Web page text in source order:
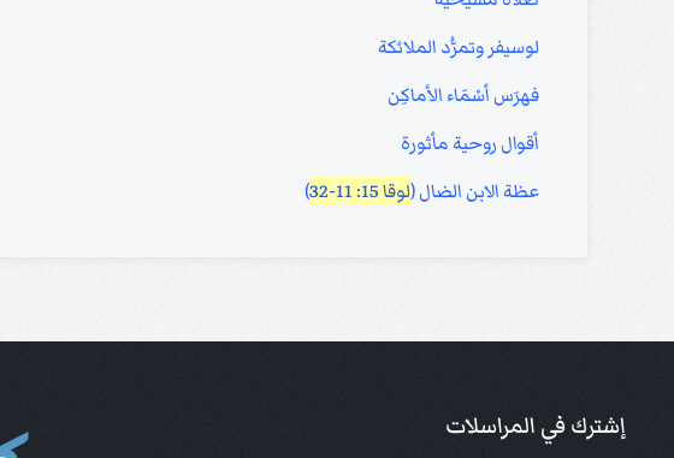
لوسيفر وتمرُّد الملائكة
فهرَس أسْمَاء الأماكِن
أقوال روحية مأثورة
عظة الابن الضال (لوقا 15: 11-32 )
إشترك في المراسلات